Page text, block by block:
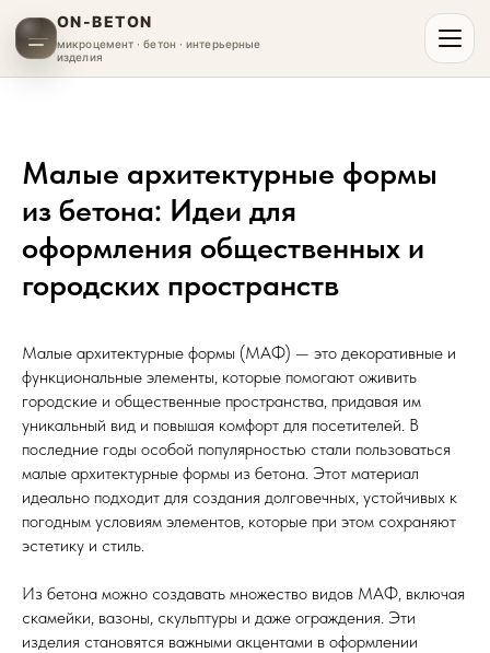
ON-BETON
микроцемент · бетон · интерьерные
изделия
Малые архитектурные формы
из бетона: Идеи для
оформления общественных и
городских пространств
Малые архитектурные формы (МАФ) — это декоративные и
функциональные элементы, которые помогают оживить
городские и общественные пространства, придавая им
уникальный вид и повышая комфорт для посетителей. В
последние годы особой популярностью стали пользоваться
малые архитектурные формы из бетона. Этот материал
идеально подходит для создания долговечных, устойчивых к
погодным условиям элементов, которые при этом сохраняют
эстетику и стиль.
Из бетона можно создавать множество видов МАФ, включая
скамейки, вазоны, скульптуры и даже ограждения. Эти
изделия становятся важными акцентами в оформлении